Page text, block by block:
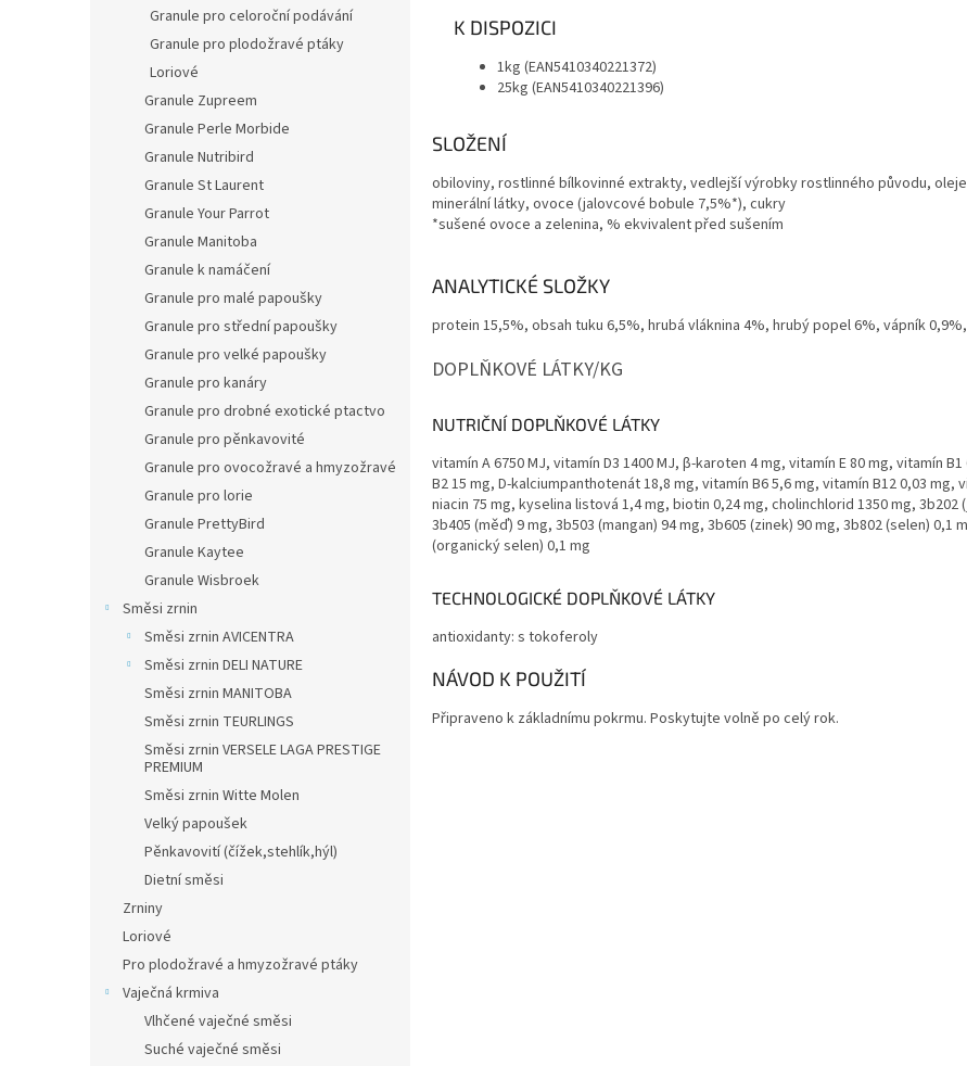
Granule pro celoroční podávání
Granule pro plodožravé ptáky
Loriové
Granule Zupreem
Granule Perle Morbide
Granule Nutribird
Granule St Laurent
Granule Your Parrot
Granule Manitoba
Granule k namáčení
Granule pro malé papoušky
Granule pro střední papoušky
Granule pro velké papoušky
Granule pro kanáry
Granule pro drobné exotické ptactvo
Granule pro pěnkavovité
Granule pro ovocožravé a hmyzožravé
Granule pro lorie
Granule PrettyBird
Granule Kaytee
Granule Wisbroek
Směsi zrnin
Směsi zrnin AVICENTRA
Směsi zrnin DELI NATURE
Směsi zrnin MANITOBA
Směsi zrnin TEURLINGS
Směsi zrnin VERSELE LAGA PRESTIGE
PREMIUM
Směsi zrnin Witte Molen
Velký papoušek
Pěnkavovití (čížek,stehlík,hýl)
Dietní směsi
Zrniny
Loriové
Pro plodožravé a hmyzožravé ptáky
Vaječná krmiva
Vlhčené vaječné směsi
Suché vaječné směsi
K DISPOZICI
1kg (EAN5410340221372)
25kg (EAN5410340221396)
SLOŽENÍ
obiloviny, rostlinné bílkovinné extrakty, vedlejší výrobky rostlinného původu,
minerální látky, ovoce (jalovcové bobule 7,5%*), cukry
*sušené ovoce a zelenina, % ekvivalent před sušením
ANALYTICKÉ SLOŽKY
protein 15,5%, obsah tuku 6,5%, hrubá vláknina 4%, hrubý popel 6%, vápník
DOPLŇKOVÉ LÁTKY/KG
NUTRIČNÍ DOPLŇKOVÉ LÁTKY
vitamín A 6750 MJ, vitamín D3 1400 MJ, β-karoten 4 mg, vitamín E 80 mg, vitamín
B2 15 mg, D-kalciumpanthotenát 18,8 mg, vitamín B6 5,6 mg, vitamín B12 0,03 mg,
niacin 75 mg, kyselina listová 1,4 mg, biotin 0,24 mg, cholinchlorid 1350 mg, 3b202
3b405 (měď) 9 mg, 3b503 (mangan) 94 mg, 3b605 (zinek) 90 mg, 3b802 (selen) 0,1
(organický selen) 0,1 mg
TECHNOLOGICKÉ DOPLŇKOVÉ LÁTKY
antioxidanty: s tokoferoly
NÁVOD K POUŽITÍ
Připraveno k základnímu pokrmu. Poskytujte volně po celý rok.